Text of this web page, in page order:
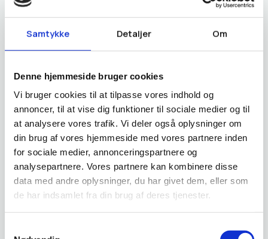
Samtykke Detaljer Om
Denne hjemmeside bruger cookies
Vi bruger cookies til at tilpasse vores indhold og
annoncer, til at vise dig funktioner til sociale medier og til
at analysere vores trafik. Vi deler også oplysninger om
din brug af vores hjemmeside med vores partnere inden
for sociale medier, annonceringspartnere og
analysepartnere. Vores partnere kan kombinere disse
data med andre oplysninger, du har givet dem, eller som
de har indsamlet fra din brug af deres tjenester.
Hjemmeside audit (WordPress): UX-,
SEO- og konverteringsgennemgang
med prioriterede anbefalinger
afPeter Eistrup 2. juni 2026
Hvis du sidder med ansvaret for jeres WordPress-
hjemmeside, kender du sikkert følelsen af at være i
tvivl om, hvor problemerne...